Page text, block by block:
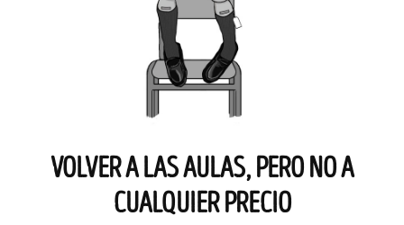
VOLVER A LAS AULAS, PERO NO A
CUALQUIER PRECIO